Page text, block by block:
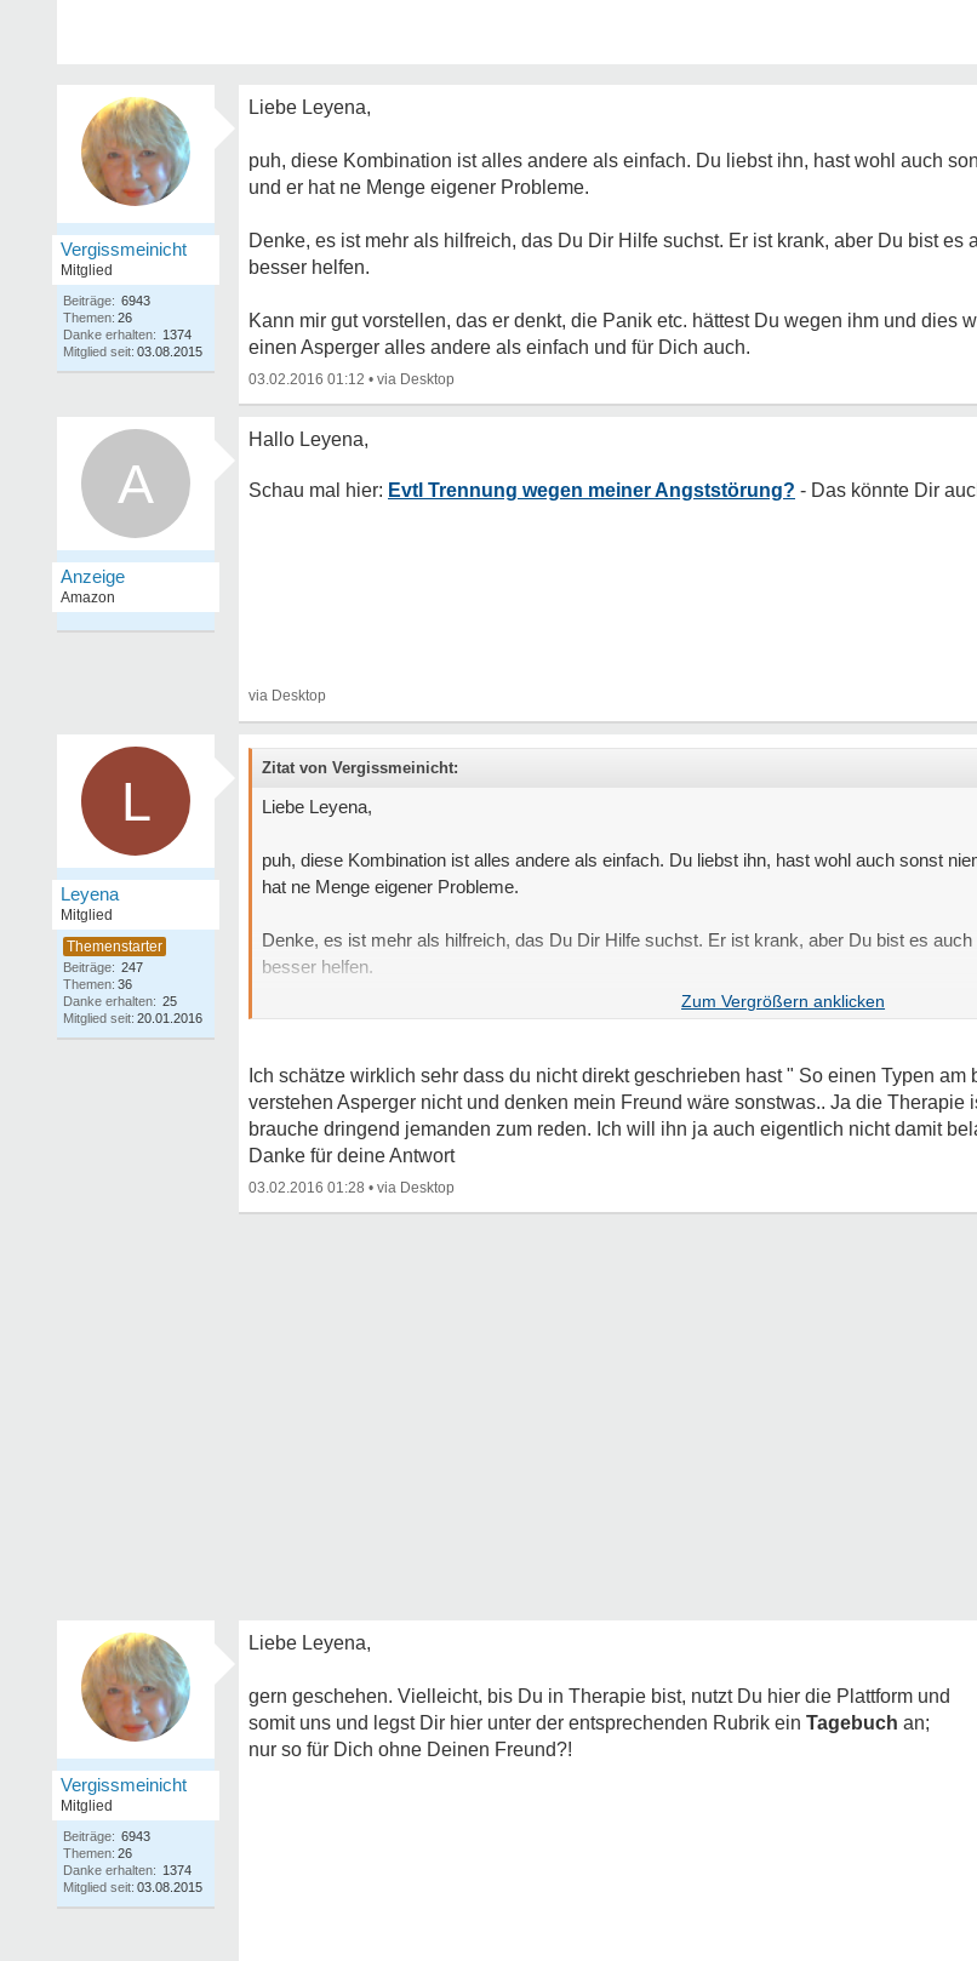
Vergissmeinicht
Mitglied
Beiträge: 6943
Themen: 26
Danke erhalten: 1374
Mitglied seit: 03.08.2015
Liebe Leyena,
puh, diese Kombination ist alles andere als einfach. Du liebst ihn, hast wohl auch
und er hat ne Menge eigener Probleme.
Denke, es ist mehr als hilfreich, das Du Dir Hilfe suchst. Er ist krank, aber Du bist
besser helfen.
Kann mir gut vorstellen, das er denkt, die Panik etc. hättest Du wegen ihm und dies
einen Asperger alles andere als einfach und für Dich auch.
03.02.2016 01:12 •
A Evtl Trennung wegen meiner Angststörung?
L
Leyena
Mitglied
Beiträge: 247
Themen: 36
Danke erhalten: 25
Mitglied seit: 20.01.2016
Zitat von Vergissmeinicht:
Liebe Leyena,
puh, diese Kombination ist alles andere als einfach. Du liebst ihn, hast wohl auch sonst
hat ne Menge eigener Probleme.
Denke, es ist mehr als hilfreich, das Du Dir Hilfe suchst. Er ist krank, aber Du bist es
besser helfen.
Kann mir gut vorstellen, das er denkt, die Panik etc. hättest Du wegen ihm und dies
Ich schätze wirklich sehr dass du nicht direkt geschrieben hast " So einen Typen
verstehen Asperger nicht und denken mein Freund wäre sonstwas.. Ja die Therapie
brauche dringend jemanden zum reden. Ich will ihn ja auch eigentlich nicht damit
Danke für deine Antwort
03.02.2016 01:28 •
Vergissmeinicht
Mitglied
Beiträge: 6943
Themen: 26
Danke erhalten: 1374
Mitglied seit: 03.08.2015
Liebe Leyena,
gern geschehen. Vielleicht, bis Du in Therapie bist, nutzt Du hier die Plattform und
somit uns und legst Dir hier unter der entsprechenden Rubrik ein Tagebuch an;
nur so für Dich ohne Deinen Freund?!